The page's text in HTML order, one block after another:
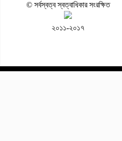
© সর্বস্বত্ব স্বত্বাধিকার সংরক্ষিত
২০১১-২০১৭